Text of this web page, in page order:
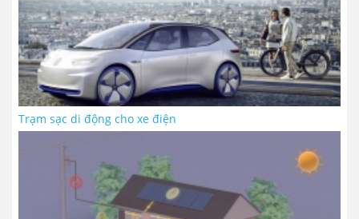
Trạm sạc di động cho xe điện